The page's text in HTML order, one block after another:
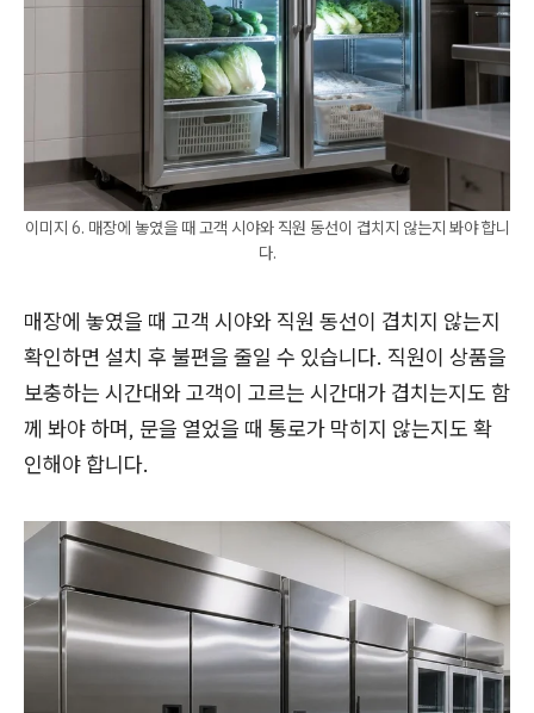
이미지 6. 매장에 놓였을 때 고객 시야와 직원 동선이 겹치지 않는지 봐야 합니
다.
매장에 놓였을 때 고객 시야와 직원 동선이 겹치지 않는지
확인하면 설치 후 불편을 줄일 수 있습니다. 직원이 상품을
보충하는 시간대와 고객이 고르는 시간대가 겹치는지도 함
께 봐야 하며, 문을 열었을 때 통로가 막히지 않는지도 확
인해야 합니다.